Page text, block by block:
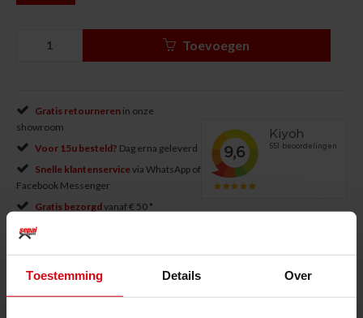
Toestemming Details Over
Toevoegen
Gratis retourneren in onze
showroom
Voor 15u besteld? Dag erna geleverd
Snelle klantenservicevia WhatsApp of
Facebook Messenger
Gratis bezorgdvanaf € 50 *
DePhantom Athletics Training Short "Elite"